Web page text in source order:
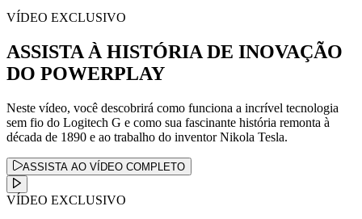
VÍDEO EXCLUSIVO
ASSISTA À HISTÓRIA DE INOVAÇÃO
DO POWERPLAY
Neste vídeo, você descobrirá como funciona a incrível tecnologia
sem fio do Logitech G e como sua fascinante história remonta à
década de 1890 e ao trabalho do inventor Nikola Tesla.
ASSISTA AO VÍDEO COMPLETO
VÍDEO EXCLUSIVO